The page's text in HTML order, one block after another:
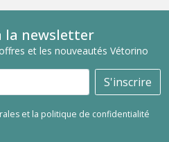
la newsletter
et les nouveautés Vétorino
S'inscrire
et la politique de confidentialité